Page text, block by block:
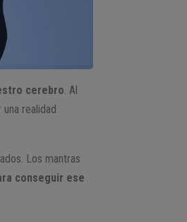
cerebro. Al
realidad
Los mantras
conseguir ese